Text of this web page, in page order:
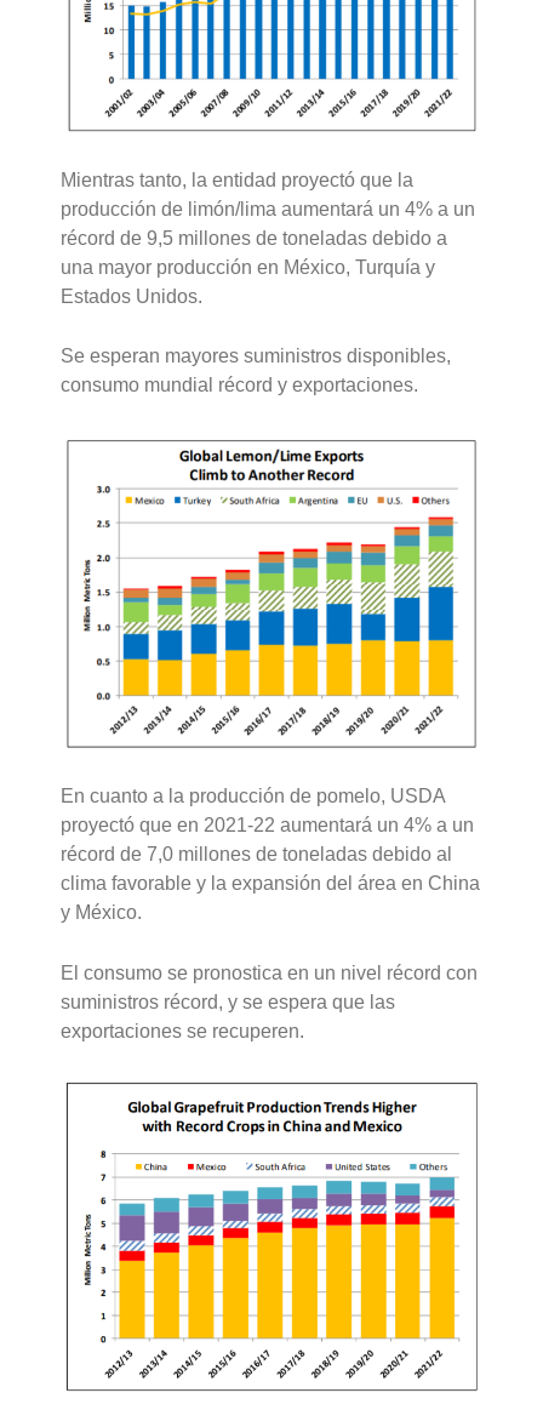
Mientras tanto, la entidad proyectó que la
producción de limón/lima aumentará un 4% a un
récord de 9,5 millones de toneladas debido a
una mayor producción en México, Turquía y
Estados Unidos.
Se esperan mayores suministros disponibles,
consumo mundial récord y exportaciones.
En cuanto a la producción de pomelo, USDA
proyectó que en 2021-22 aumentará un 4% a un
récord de 7,0 millones de toneladas debido al
clima favorable y la expansión del área en China
y México.
El consumo se pronostica en un nivel récord con
suministros récord, y se espera que las
exportaciones se recuperen.